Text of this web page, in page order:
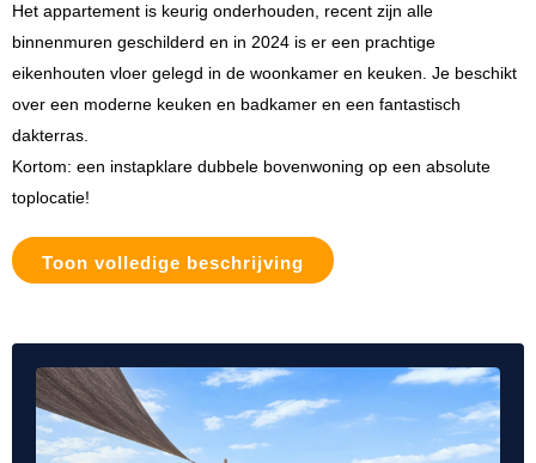
Het appartement is keurig onderhouden, recent zijn alle
binnenmuren geschilderd en in 2024 is er een prachtige
eikenhouten vloer gelegd in de woonkamer en keuken. Je beschikt
over een moderne keuken en badkamer en een fantastisch
dakterras.
Kortom: een instapklare dubbele bovenwoning op een absolute
toplocatie!
Toon volledige beschrijving